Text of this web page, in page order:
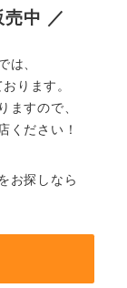
中 ／
は、
ります。
ますので、
ください！
お探しなら